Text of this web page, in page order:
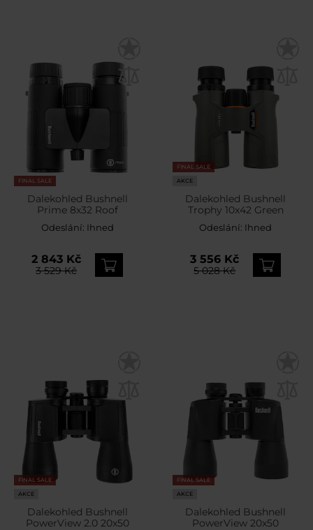
FINAL SALE
Dalekohled Bushnell
Prime 8x32 Roof
Odeslání: Ihned
2 843 Kč
3 529 Kč
FINAL SALE
AKCE
Dalekohled Bushnell
Trophy 10x42 Green
Odeslání: Ihned
3 556 Kč
5 028 Kč
FINAL SALE
AKCE
Dalekohled Bushnell
PowerView 2.0 20x50
FINAL SALE
AKCE
Dalekohled Bushnell
PowerView 20x50